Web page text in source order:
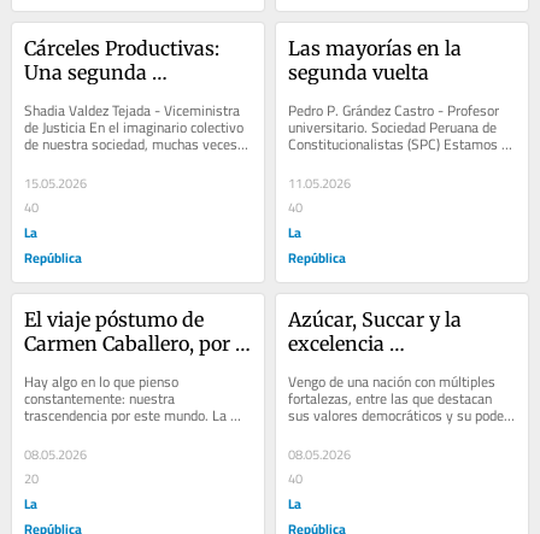
Cárceles Productivas:
Una segunda
reconstruir el futuro
Shadia Valdez Tejada - Viceministra
de Justicia En el imaginario colectivo
de nuestra sociedad, muchas veces
se piensa que los establecimientos...
15.05.2026
40
La
República
Las mayorías en la
segunda vuelta
Pedro P. Grández Castro - Profesor
universitario. Sociedad Peruana de
Constitucionalistas (SPC) Estamos a
un mes de las elecciones del 12 de
abril y...
11.05.2026
40
La
República
El viaje póstumo de
Carmen Caballero, por
Hay algo en lo que pienso
constantemente: nuestra
trascendencia por este mundo. La
posibilidad de existir más allá de la
muerte. Hay personas que,...
08.05.2026
20
La
República
Azúcar, Succar y la
excelencia
Bernie Navarro
Vengo de una nación con múltiples
fortalezas, entre las que destacan
sus valores democráticos y su poder
económico. Este miércoles, sin
embargo,...
08.05.2026
40
La
República